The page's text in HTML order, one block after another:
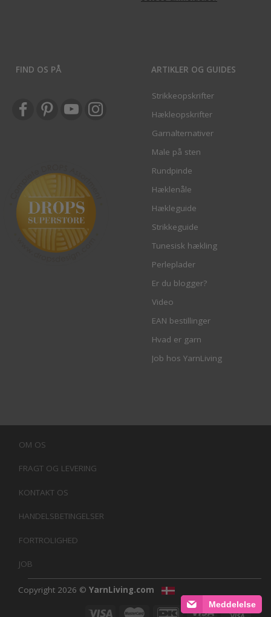
FIND OS PÅ ARTIKLER OG GUIDES
Strikkeopskrifter
Hækleopskrifter
Garnalternativer
Male på sten
Rundpinde
Hæklenåle
Hækleguide
Strikkeguide
Tunesisk hækling
Perleplader
Er du blogger?
Video
EAN bestillinger
Hvad er garn
Job hos YarnLiving
OM OS
FRAGT OG LEVERING
KONTAKT OS
HANDELSBETINGELSER
FORTROLIGHED
JOB
Copyright 2026 © YarnLiving.com